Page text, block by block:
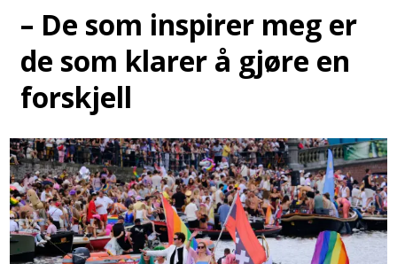
– De som inspirer meg er
de som klarer å gjøre en
forskjell